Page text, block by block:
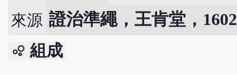
來源 證治準繩，王肯堂，1602
bubble_chart 組成